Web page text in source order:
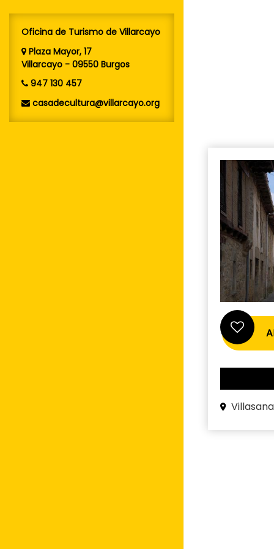
Oficina de Turismo de Villarcayo
Plaza Mayor, 17
Villarcayo - 09550 Burgos
947 130 457
casadecultura@villarcayo.org